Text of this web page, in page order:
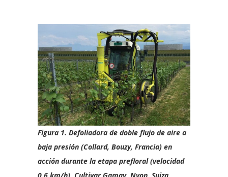
Figura 1. Defoliadora de doble flujo de aire a
baja presión (Collard, Bouzy, Francia) en
acción durante la etapa prefloral (velocidad